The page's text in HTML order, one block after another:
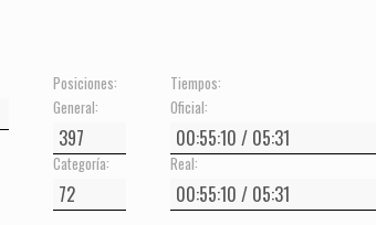
Posiciones:
General:
Categoría:
Tiempos:
Oficial:
Real: